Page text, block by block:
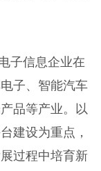
子信息企业在
子、智能汽车
品等产业。以
建设为重点，
过程中培育新